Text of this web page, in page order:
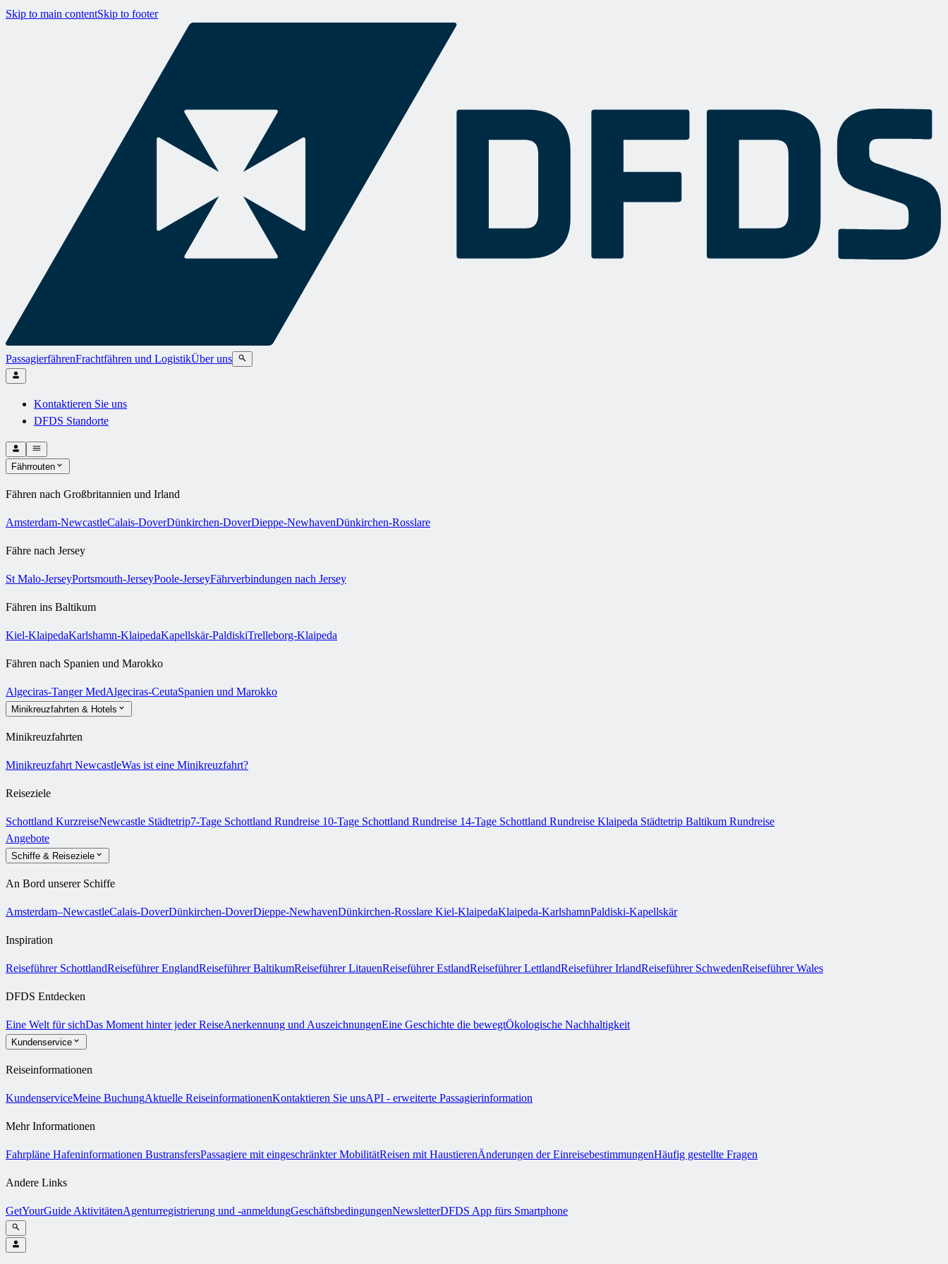
Skip to main contentSkip to footer
PassagierfährenFrachtfähren und LogistikÜber uns
Kontaktieren Sie uns
DFDS Standorte
Fährrouten
Fähren nach Großbritannien und Irland
Amsterdam-NewcastleCalais-DoverDünkirchen-DoverDieppe-NewhavenDünkirchen-Rosslare
Fähre nach Jersey
St Malo-JerseyPortsmouth-JerseyPoole-JerseyFährverbindungen nach Jersey
Fähren ins Baltikum
Kiel-KlaipedaKarlshamn-KlaipedaKapellskär-PaldiskiTrelleborg-Klaipeda
Fähren nach Spanien und Marokko
Algeciras-Tanger MedAlgeciras-CeutaSpanien und Marokko
Minikreuzfahrten & Hotels
Minikreuzfahrten
Minikreuzfahrt NewcastleWas ist eine Minikreuzfahrt?
Reiseziele
Schottland KurzreiseNewcastle Städtetrip7-Tage Schottland Rundreise 10-Tage Schottland Rundreise 14-Tage Schottland Rundreise Klaipeda Städtetrip Baltikum Rundreise
Angebote
Schiffe & Reiseziele
An Bord unserer Schiffe
Amsterdam–NewcastleCalais-DoverDünkirchen-DoverDieppe-NewhavenDünkirchen-Rosslare Kiel-KlaipedaKlaipeda-KarlshamnPaldiski-Kapellskär
Inspiration
Reiseführer SchottlandReiseführer EnglandReiseführer BaltikumReiseführer LitauenReiseführer EstlandReiseführer LettlandReiseführer IrlandReiseführer SchwedenReiseführer Wales
DFDS Entdecken
Eine Welt für sichDas Moment hinter jeder ReiseAnerkennung und AuszeichnungenEine Geschichte die bewegtÖkologische Nachhaltigkeit
Kundenservice
Reiseinformationen
KundenserviceMeine BuchungAktuelle ReiseinformationenKontaktieren Sie unsAPI - erweiterte Passagierinformation
Mehr Informationen
Fahrpläne Hafeninformationen BustransfersPassagiere mit eingeschränkter MobilitätReisen mit HaustierenÄnderungen der EinreisebestimmungenHäufig gestellte Fragen
Andere Links
GetYourGuide AktivitätenAgenturregistrierung und -anmeldungGeschäftsbedingungenNewsletterDFDS App fürs Smartphone